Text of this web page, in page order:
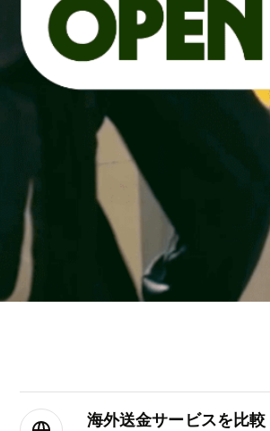
海外送金サービスを比較